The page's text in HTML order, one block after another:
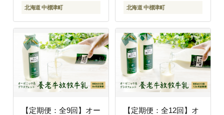
北海道 中標津町 北海道 中標津町
【定期便：全9回】オー
【定期便：全12回】オ